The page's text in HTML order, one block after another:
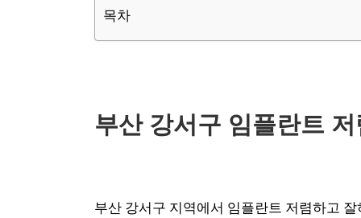
목차
부산 강서구 임플란트
부산 강서구 지역에서 임플란트 저렴하고